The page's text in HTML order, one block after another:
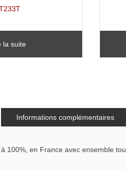
la suite
Informations complémentaires
100%, en France avec ensemble